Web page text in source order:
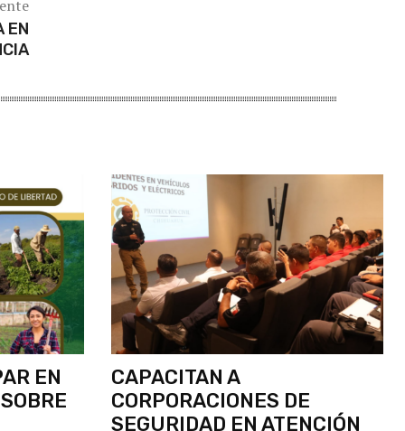
EN
EN
CAPACITAN A
CORPORACIONES DE
SEGURIDAD EN ATENCIÓN